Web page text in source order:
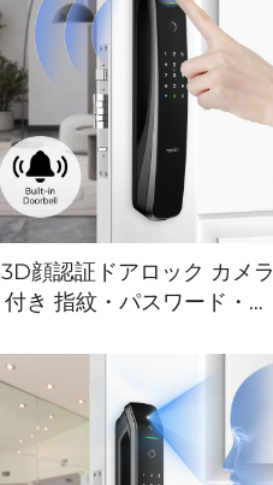
3D顔認証ドアロック カメラ
付き 指紋・パスワード・静